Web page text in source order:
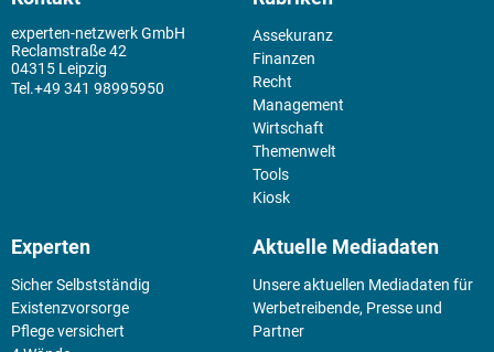
experten-netzwerk GmbH
Reclamstraße 42
04315 Leipzig
+49 341 98995950
Assekuranz
Finanzen
Recht
Management
Wirtschaft
Themenwelt
Tools
Kiosk
Experten
Sicher Selbstständig
Existenz­vorsorge
Pflege versichert
Aktuelle Mediadaten
Unsere aktuellen Mediadaten für
Werbetreibende, Presse und
Partner